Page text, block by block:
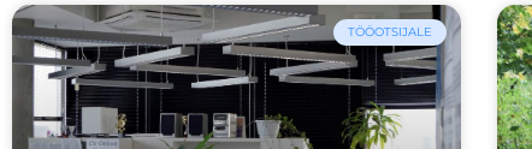
TÖÖOTSIJALE